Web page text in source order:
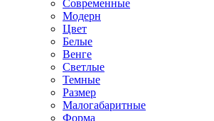
Современные
Модерн
Цвет
Белые
Венге
Светлые
Темные
Размер
Малогабаритные
Форма